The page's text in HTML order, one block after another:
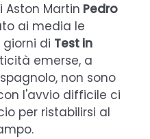
Aston Martin Pedro
ai media le
di Test in
emerse, a
non sono
l'avvio difficile ci
per ristabilirsi al